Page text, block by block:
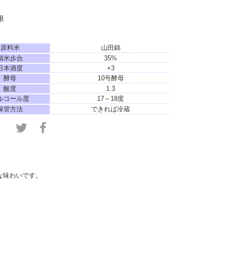
原料米
山田錦
米歩合
35%
本酒度
+3
酵母
10号酵母
酸度
1.3
コール度
17～18度
管方法
できれば冷蔵
わいです。